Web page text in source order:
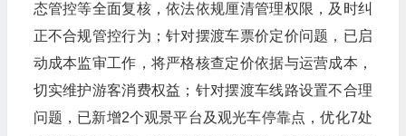
态管控等全面复核，依法依规厘清管理权限，及时纠
正不合规管控行为；针对摆渡车票价定价问题，已启
动成本监审工作，将严格核查定价依据与运营成本，
切实维护游客消费权益；针对摆渡车线路设置不合理
问题，已新增2个观景平台及观光车停靠点，优化7处